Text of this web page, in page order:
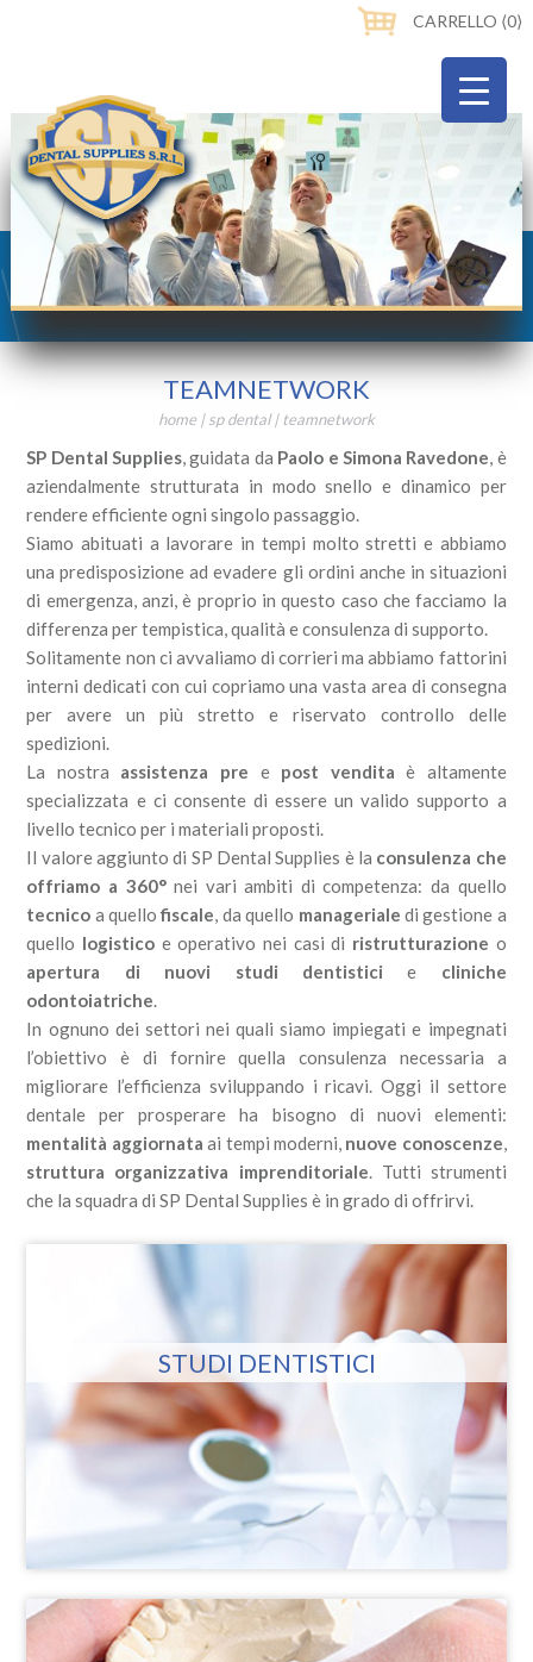
CARRELLO ⟨0⟩
TEAMNETWORK
home | sp dental| teamnetwork
SP Dental Supplies , guidata da Paolo e Simona Ravedone , è
aziendalmente strutturata in modo snello e dinamico per
rendere efficiente ogni singolo passaggio.
Siamo abituati a lavorare in tempi molto stretti e abbiamo
una predisposizione ad evadere gli ordini anche in situazioni
di emergenza, anzi, è proprio in questo caso che facciamo la
differenza per tempistica, qualità e consulenza di supporto.
Solitamente non ci avvaliamo di corrieri ma abbiamo fattorini
interni dedicati con cui copriamo una vasta area di consegna
per avere un più stretto e riservato controllo delle
spedizioni.
La nostra assistenza pre e post vendita è altamente
specializzata e ci consente di essere un valido supporto a
livello tecnico per i materiali proposti.
Il valore aggiunto di SP Dental Supplies è la consulenza che
offriamo a 360°nei vari ambiti di competenza: da quello
tecnico a quellofiscale , da quello manageriale di gestione a
quello logistico e operativo nei casi di ristrutturazione o
apertura di nuovi studi dentistici e cliniche
odontoiatriche
In ognuno dei settori nei quali siamo impiegati e impegnati
l’obiettivo è di fornire quella consulenza necessaria a
migliorare l’efficienza sviluppando i ricavi. Oggi il settore
dentale per prosperare ha bisogno di nuovi elementi:
mentalità aggiornata ai tempi moderni, nuove conoscenze
struttura organizzativa imprenditoriale . Tutti strumenti
che la squadra di SP Dental Supplies è in grado di offrirvi.
STUDI DENTISTICI